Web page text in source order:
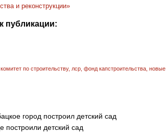
и реконструкции»
публикации:
комитет по строительству, лср фонд капстроительства новые
город построил детский сад
построили детский сад